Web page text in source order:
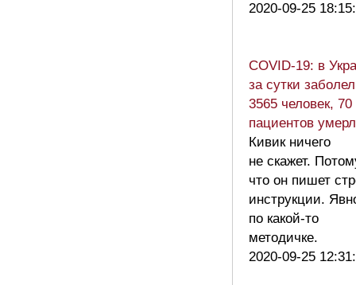
2020-09-25
COVID-19: в
за сутки
3565 человек, 70
пациентов
Кивик ничего
не скажет.
что он пишет
инструкции.
по какой-то
методичке.
2020-09-25